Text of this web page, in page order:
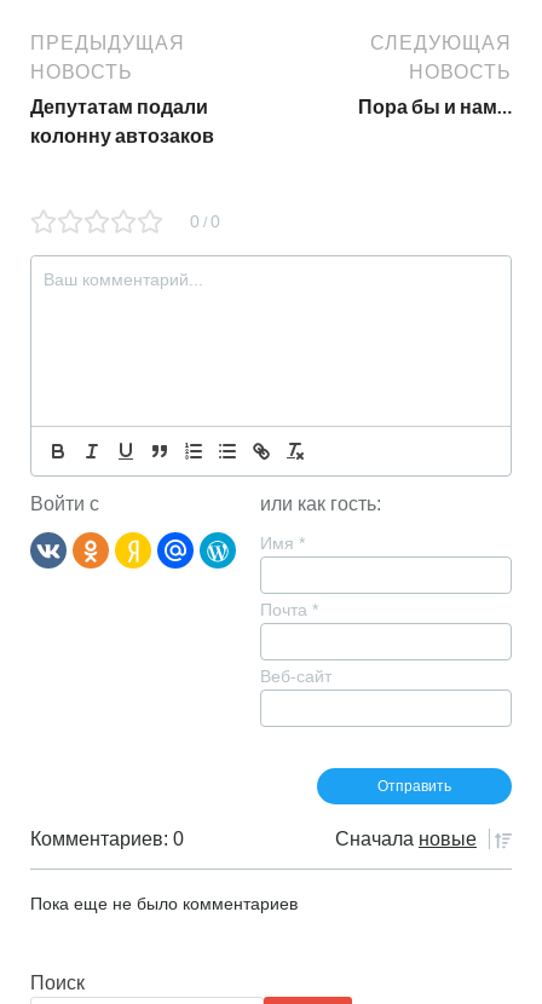
ПРЕДЫДУЩАЯ
НОВОСТЬ
Депутатам подали
колонну автозаков
СЛЕДУЮЩАЯ
НОВОСТЬ
Пора бы и нам…
0 / 0
Войти с или как гость:
Имя *
Почта *
Веб-сайт
Комментариев: 0 Сначала новые
Пока еще не было комментариев
Поиск